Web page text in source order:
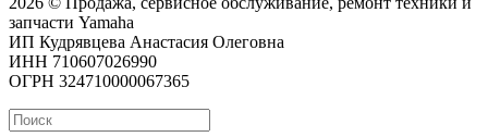
запчасти Yamaha
ИП Кудрявцева Анастасия Олеговна
ИНН 710607026990
ОГРН 324710000067365